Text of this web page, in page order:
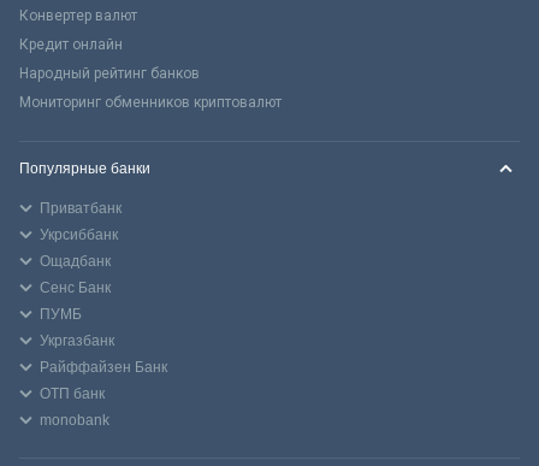
Конвертер валют
Кредит онлайн
Народный рейтинг банков
Мониторинг обменников криптовалют
Популярные банки
Приватбанк
Укрсиббанк
Ощадбанк
Сенс Банк
ПУМБ
Укргазбанк
Райффайзен Банк
ОТП банк
monobank